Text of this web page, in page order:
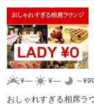
¥---- ¥---- ～
おしゃれすぎる相席ラ